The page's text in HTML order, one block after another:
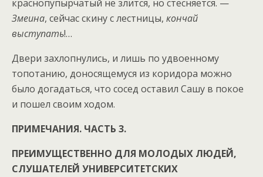
краснопупырчатый не злится, но стесняется. —
Змеина, сейчас скину с лестницы, кончай
выступать!…
Двери захлопнулись, и лишь по удвоенному
топотанию, доносящемуся из коридора можно
было догадаться, что сосед оставил Сашу в покое
и пошел своим ходом.
ПРИМЕЧАНИЯ. ЧАСТЬ 3.
ПРЕИМУЩЕСТВЕННО ДЛЯ МОЛОДЫХ ЛЮДЕЙ,
СЛУШАТЕЛЕЙ УНИВЕРСИТЕТСКИХ